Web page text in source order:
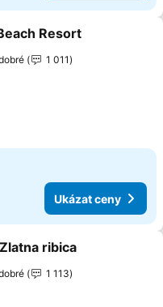
na seznam oblíbených
Resort
1 011
Ukázat ceny
na seznam oblíbených
ribica
1 113